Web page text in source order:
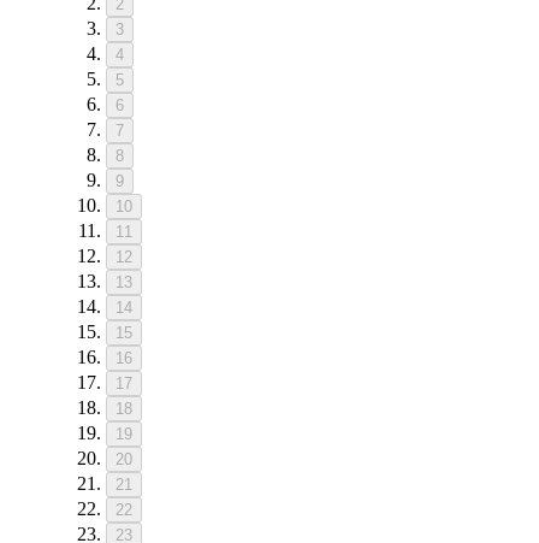
2
3
4
5
6
7
8
9
10
11
12
13
14
15
16
17
18
19
20
21
22
23